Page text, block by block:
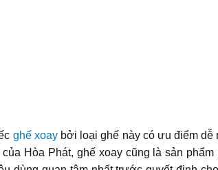
ghế xoaybởi loại ghế này có ưu điểm dễ
Hòa Phát, ghế xoay cũng là sản